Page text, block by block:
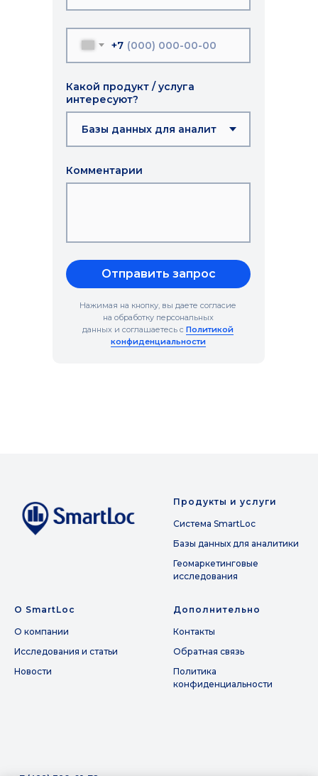
+7
Какой продукт / услуга
интересуют?
Комментарии
Отправить запрос
Нажимая на кнопку, вы даете согласие
на обработку персональных
данных и соглашаетесь c Политикой
конфиденциальности
Продукты и услуги
Система SmartLoc
Базы данных для аналитики
Геомаркетинговые
исследования
О SmartLoc
О компании
Исследования и статьи
Новости
Дополнительно
Контакты
Обратная связь
Политика
конфиденциальности